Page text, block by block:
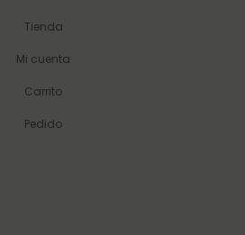
Tienda
Mi cuenta
Carrito
Pedido